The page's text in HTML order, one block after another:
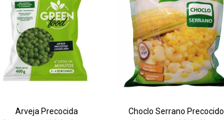
Arveja Precocida
Choclo Serrano Precocido